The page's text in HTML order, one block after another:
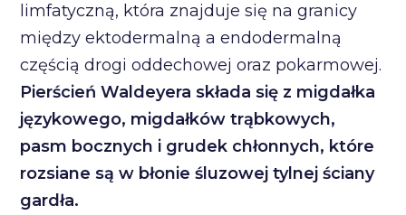
limfatyczną, która znajduje się na granicy
między ektodermalną a endodermalną
częścią drogi oddechowej oraz pokarmowej.
Pierścień Waldeyera składa się z migdałka
językowego, migdałków trąbkowych,
pasm bocznych i grudek chłonnych, które
rozsiane są w błonie śluzowej tylnej ściany
gardła.